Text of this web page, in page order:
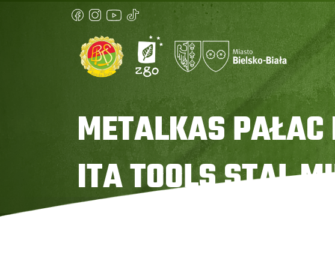
METALKAS PAŁAC
ITA TOOLS STAL